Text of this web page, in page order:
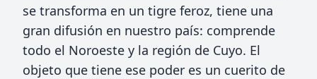
se transforma en un tigre feroz, tiene una
gran difusión en nuestro país: comprende
todo el Noroeste y la región de Cuyo. El
objeto que tiene ese poder es un cuerito de